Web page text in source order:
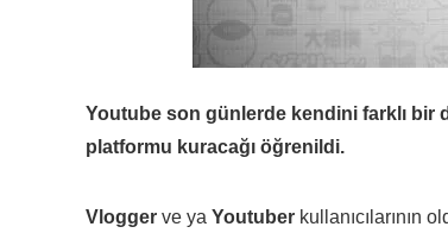
Youtube son günlerde kendini farklı bir
platformu kuracağı öğrenildi.
Vlogger ve ya Youtuber kullanıcılarının